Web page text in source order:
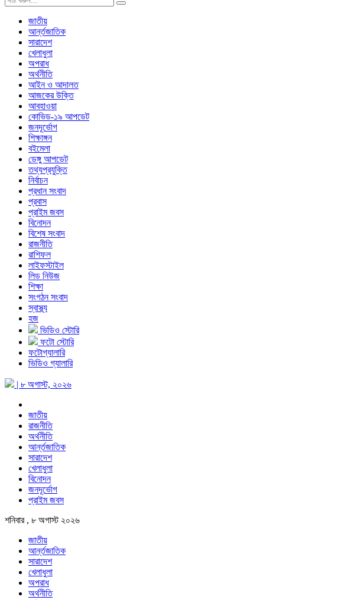
জাতীয়
আর্ন্তজাতিক
সারাদেশ
খেলাধুলা
অপরাধ
অর্থনীতি
আইন ও আদালত
আজকের উক্তি
আবহাওয়া
কোভিড-১৯ আপডেট
জনদূর্ভোগ
শিক্ষাঙ্গন
বইমেলা
ডেঙ্গু আপডেট
তথ্যপ্রযুক্তি
নির্বাচন
প্রধান সংবাদ
প্রবাস
প্রাইম জবস
বিনোদন
বিশেষ সংবাদ
রাজনীতি
রাশিফল
লাইফস্টাইল
লিড নিউজ
শিক্ষা
সংগঠন সংবাদ
স্বাস্থ্য
হজ
ভিডিও স্টোরি
ফটো স্টোরি
ফটোগ্যালারি
ভিডিও গ্যালারি
| ৮ অগাস্ট, ২০২৬
জাতীয়
রাজনীতি
অর্থনীতি
আর্ন্তজাতিক
সারাদেশ
খেলাধুলা
বিনোদন
জনদূর্ভোগ
প্রাইম জবস
শনিবার , ৮ অগাস্ট ২০২৬
জাতীয়
আর্ন্তজাতিক
সারাদেশ
খেলাধুলা
অপরাধ
অর্থনীতি